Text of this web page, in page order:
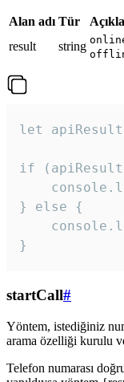
Alan adı Tür
result
string
let
if
} else {
}
startCall#
Yöntem, istediğiniz
arama özelliği kurulu
Telefon numarası